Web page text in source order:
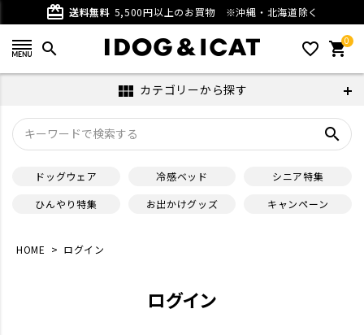
card_giftcard 送料無料 5,500円以上のお買物 ※沖縄・北海道除く
search favorite_outline 0
shopping_cart
view_module カテゴリーから探す
search
ドッグウェア 冷感ベッド
シニア特集
ひんやり特集
お出かけグッズ キャンペーン
HOME ログイン
ログイン